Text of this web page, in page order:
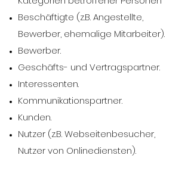
Beschäftigte (z.B. Angestellte,
Bewerber, ehemalige Mitarbeiter).
Bewerber.
Geschäfts- und Vertragspartner.
Interessenten.
Kommunikationspartner.
Kunden.
Nutzer (z.B. Webseitenbesucher,
Nutzer von Onlinediensten).